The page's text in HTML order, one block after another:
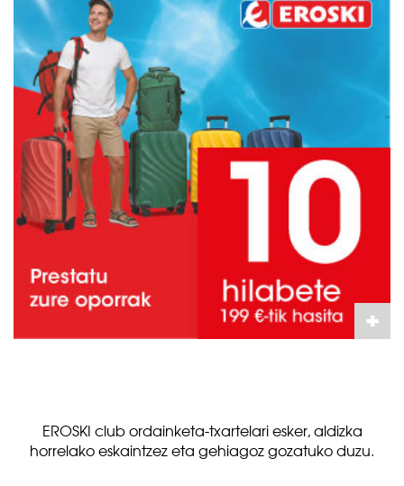
EROSKI club ordainketa-txartelari esker, aldizka
horrelako eskaintzez eta gehiagoz gozatuko duzu.